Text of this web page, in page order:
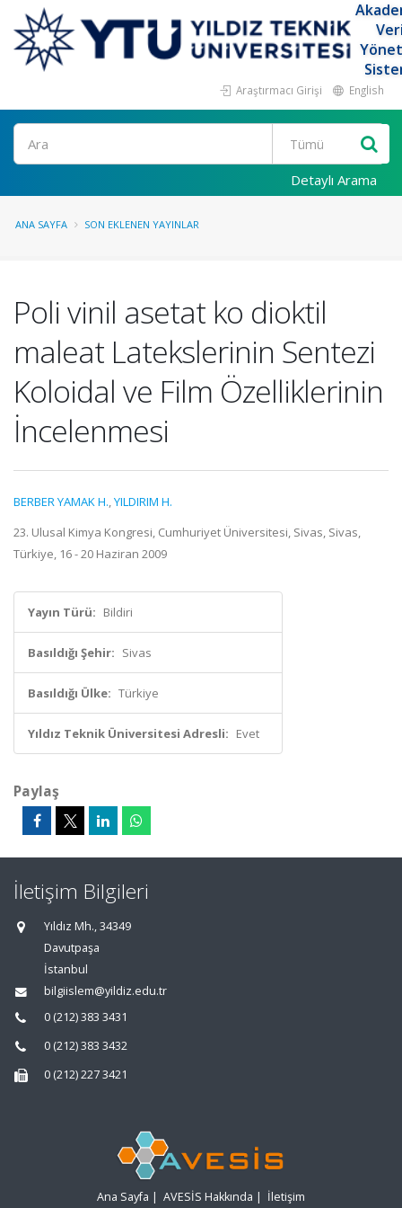
Araştırmacı Girişi English
Ara
Detaylı Arama
ANA SAYFA SON EKLENEN YAYINLAR
Poli vinil asetat ko dioktil
maleat Latekslerinin Sentezi
Koloidal ve Film Özelliklerinin
İncelenmesi
BERBER YAMAK H.,YILDIRIM H.
23. Ulusal Kimya Kongresi, Cumhuriyet Üniversitesi, Sivas, Sivas,
Türkiye, 16 - 20 Haziran 2009
Yayın Türü: Bildiri
Basıldığı Şehir: Sivas
Basıldığı Ülke: Türkiye
Yıldız Teknik Üniversitesi Adresli: Evet
Paylaş
İletişim Bilgileri
Yıldız Mh., 34349
Davutpaşa
İstanbul
bilgiislem@yildiz.edu.tr
0 (212) 383 3431
0 (212) 383 3432
0 (212) 227 3421
Ana Sayfa | AVESİS Hakkında | İletişim